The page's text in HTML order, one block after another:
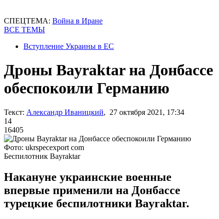
СПЕЦТЕМА: Война в Иране
ВСЕ ТЕМЫ
Вступление Украины в ЕС
Дроны Bayraktar на Донбассе
обеспокоили Германию
Текст: Александр Иваницкий, 27 октября 2021, 17:34
14
16405
Фото: ukrspecexport com
Беспилотник Bayraktar
Накануне украинские военные
впервые применили на Донбассе
турецкие беспилотники Bayraktar.